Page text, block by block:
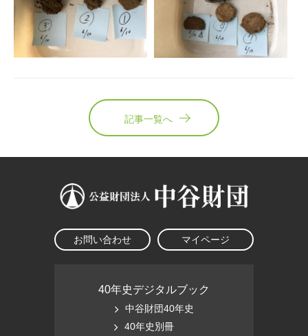
記事一覧へ
お問い合わせ マイページ
40年史デジタルブック
中谷財団40年史
40年史別冊